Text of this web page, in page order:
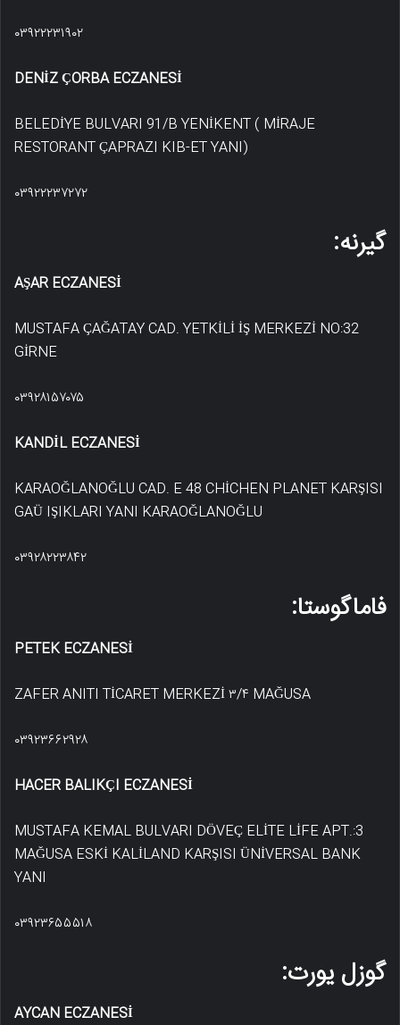
۰۳۹۲۲۲۳۱۹۰۲
DENİZ ÇORBA ECZANESİ
BELEDİYE BULVARI 91/B YENİKENT ( MİRAJE
RESTORANT ÇAPRAZI KIB-ET YANI)
۰۳۹۲۲۲۳۷۲۷۲
گیرنه:
AŞAR ECZANESİ
MUSTAFA ÇAĞATAY CAD. YETKİLİ İŞ MERKEZİ NO:32
GİRNE
۰۳۹۲۸۱۵۷۰۷۵
KANDİL ECZANESİ
KARAOĞLANOĞLU CAD. E 48 CHİCHEN PLANET KARŞISI
GAÜ IŞIKLARI YANI KARAOĞLANOĞLU
۰۳۹۲۸۲۲۳۸۴۲
فاماگوستا:
PETEK ECZANESİ
ZAFER ANITI TİCARET MERKEZİ ۳/۴ MAĞUSA
۰۳۹۲۳۶۶۲۹۲۸
HACER BALIKÇI ECZANESİ
MUSTAFA KEMAL BULVARI DÖVEÇ ELİTE LİFE APT.:3
MAĞUSA ESKİ KALİLAND KARŞISI ÜNİVERSAL BANK
YANI
۰۳۹۲۳۶۵۵۵۱۸
گوزل یورت:
AYCAN ECZANESİ